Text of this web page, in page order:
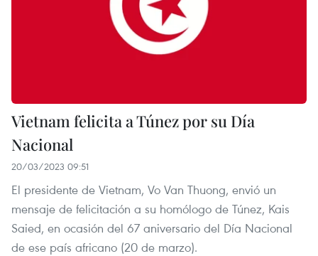
Vietnam felicita a Túnez por su Día
Nacional
20/03/2023 09:51
El presidente de Vietnam, Vo Van Thuong, envió un
mensaje de felicitación a su homólogo de Túnez, Kais
Saied, en ocasión del 67 aniversario del Día Nacional
de ese país africano (20 de marzo).